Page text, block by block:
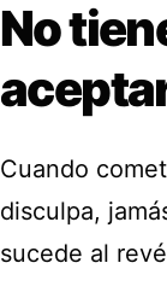
No
Cuando
disculpa,
sucede al